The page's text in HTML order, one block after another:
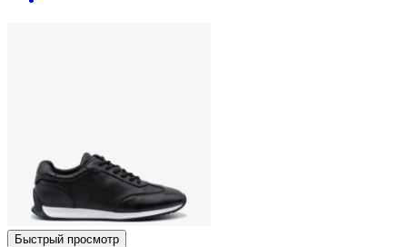
Быстрый просмотр